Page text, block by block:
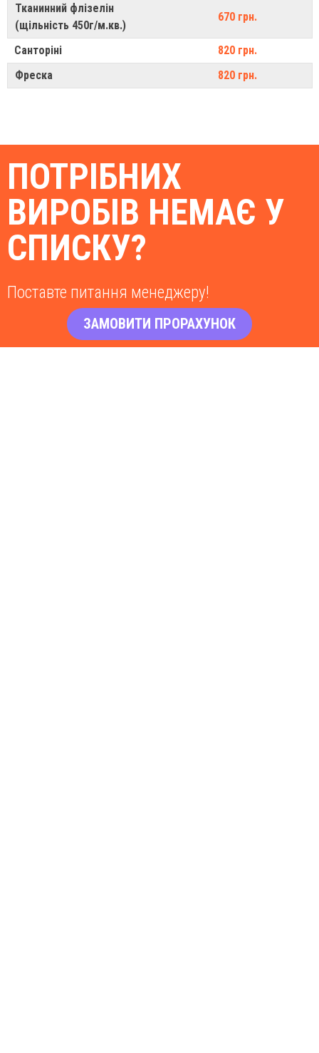
Тканинний флізелін
(щільність 450г/м.кв.)
670 грн.
Санторіні
820 грн.
Фреска
820 грн.
ПОТРІБНИХ
ВИРОБІВ НЕМАЄ У
СПИСКУ?
Поставте питання менеджеру!
ЗАМОВИТИ ПРОРАХУНОК